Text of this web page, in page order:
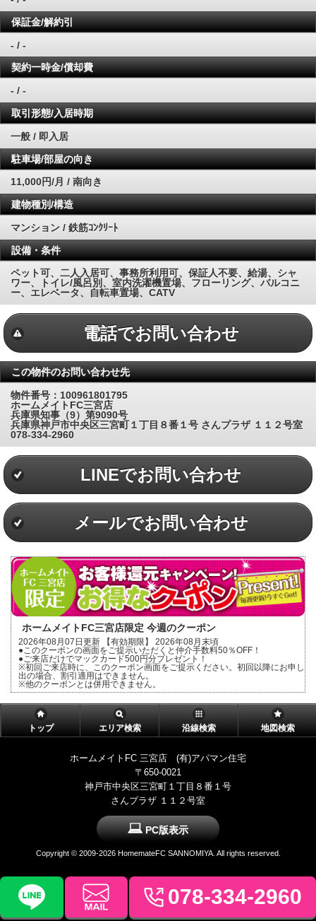
保証金/解約引
- / -
契約一時金/償却費
- / -
取引形態/入居時期
一般 / 即入居
駐車場/部屋の向き
11,000円/月 / 南向き
建物種別/構造
マンション / 鉄筋ｺﾝｸﾘｰﾄ
設備・条件
ペット可、二人入居可、事務所利用可、保証人不要、給湯、シャ
ワー、トイレ/風呂別、室内洗濯機置場、フローリング、バルコニ
ー、エレベータ、自転車置場、CATV
電話でお問い合わせ
この物件のお問い合わせ先
物件番号：100961801795
ホームメイトFC三宮店
兵庫県知事（9）第9090号
兵庫県神戸市中央区三宮町１丁目８番１号 さんプラザ １１２号室
078-334-2960
LINEでお問い合わせ
メールでお問い合わせ
ホームメイトFC三宮店限定 今週のクーポン
2026年08月07日更新 【有効期限】 2026年08月末頃
●このクーポンの画面をご提示いただくと仲介手数料50％OFF！
●ご来店だけでマックカード500円分プレゼント！
※初回ご来店時に、このクーポン画面をご提示ください。初回以降にお申し
出の場合、割引適用はできません。
※他のクーポンとは併用できません。
トップ エリア検索 沿線検索 地図検索
ホームメイトFC 三宮店 (有)アパマン住宅
〒650-0021
神戸市中央区三宮町１丁目８番１号
さんプラザ １１２号室
078-334-2960
PC版表示
Copyright © 2009-2026 HomemateFC SANNOMIYA. All rights reserved.